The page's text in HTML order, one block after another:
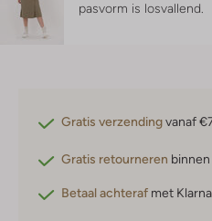
pasvorm is losvallend
Gratis verzendingvanaf
Gratis retourneren
Betaal achteraf met Klarna